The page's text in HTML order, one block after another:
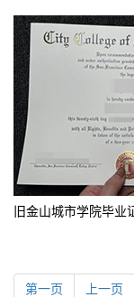
旧金山城市学院毕
第一页 上一页